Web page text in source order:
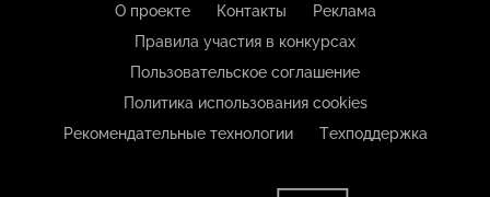
О проекте Контакты
Реклама
Правила участия в конкурсах
Пользовательское соглашение
Политика использования cookies
Рекомендательные технологии
Техподдержка